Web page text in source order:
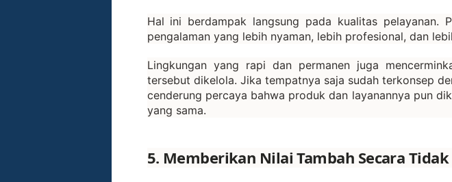
Hal ini berdampak langsung pada kualitas pelayanan.
pengalaman yang lebih nyaman, lebih profesional, dan
Lingkungan yang rapi dan permanen juga
tersebut dikelola. Jika tempatnya saja sudah terkonsep
cenderung percaya bahwa produk dan layanannya pun
yang sama.
5. Memberikan Nilai Tambah Secara